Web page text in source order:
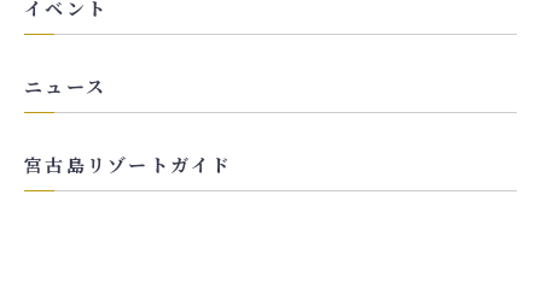
イベント
ニュース
宮古島リゾートガイド